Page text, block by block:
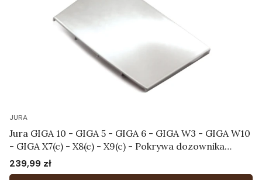
JURA
Jura GIGA 10 - GIGA 5 - GIGA 6 - GIGA W3 - GIGA W10
- GIGA X7(c) - X8(c) - X9(c) - Pokrywa dozownika
Art.69923
Cena
239,99 zł